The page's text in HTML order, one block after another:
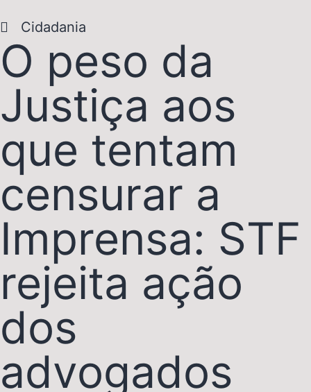
Cidadania
O peso da
Justiça aos
que tentam
censurar a
Imprensa: STF
rejeita ação
dos
advogados